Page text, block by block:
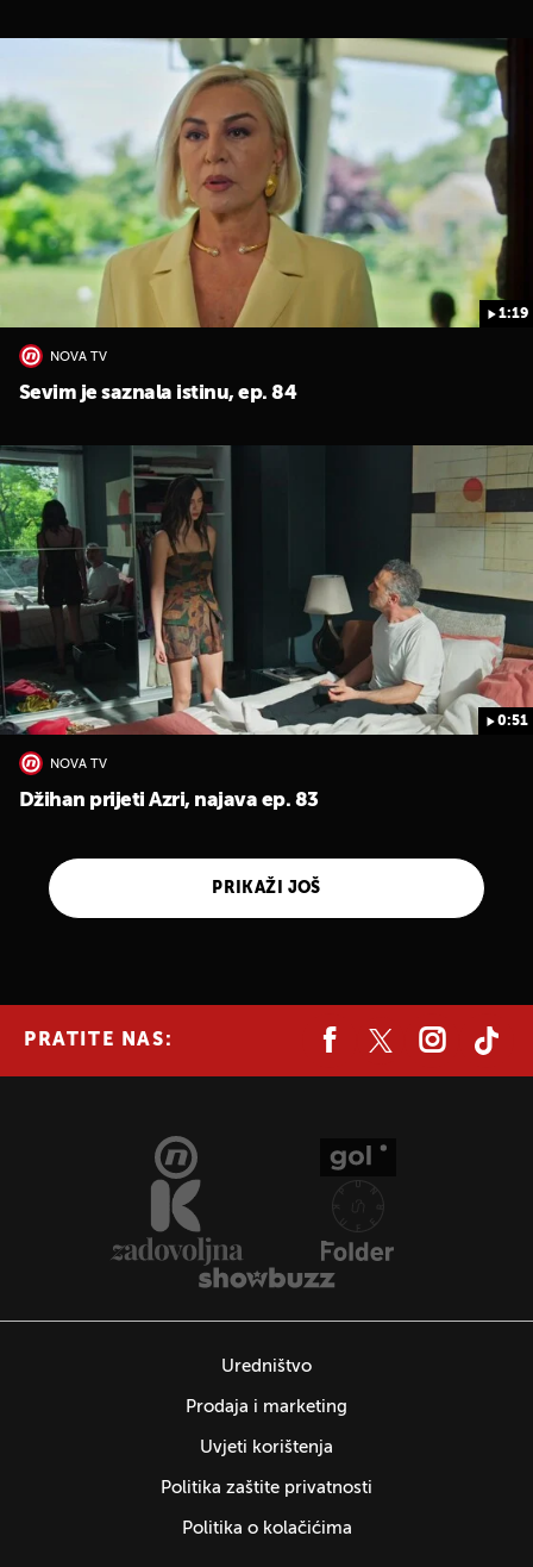
1:19
NOVA TV
Sevim je saznala istinu, ep. 84
0:51
NOVA TV
Džihan prijeti Azri, najava ep. 83
PRIKAŽI JOŠ
PRATITE NAS:
Uredništvo
Prodaja i marketing
Uvjeti korištenja
Politika zaštite privatnosti
Politika o kolačićima